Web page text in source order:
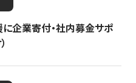
企業寄付・社内募金サポ